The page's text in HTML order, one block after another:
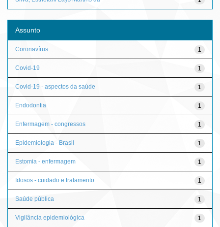
Assunto
1
Coronavírus
1
Covid-19
1
Covid-19 - aspectos da saúde
1
Endodontia
1
Enfermagem - congressos
1
Epidemiologia - Brasil
1
Estomia - enfermagem
1
Idosos - cuidado e tratamento
1
Saúde pública
1
Vigilância epidemiológica